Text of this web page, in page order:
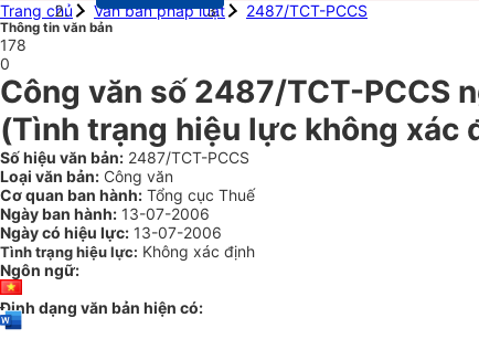
Trang chủ
Văn bản pháp luật 2487/TCT-PCCS
Thông tin văn bản
178
0
Công văn số 2487/TCT-PCCS
(Tình trạng hiệu lực không xác
Số hiệu văn bản: 2487/TCT-PCCS
Loại văn bản: Công văn
Cơ quan ban hành: Tổng cục Thuế
Ngày ban hành: 13-07-2006
Ngày có hiệu lực: 13-07-2006
Tình trạng hiệu lực: Không xác định
Ngôn ngữ:
Định dạng văn bản hiện có: